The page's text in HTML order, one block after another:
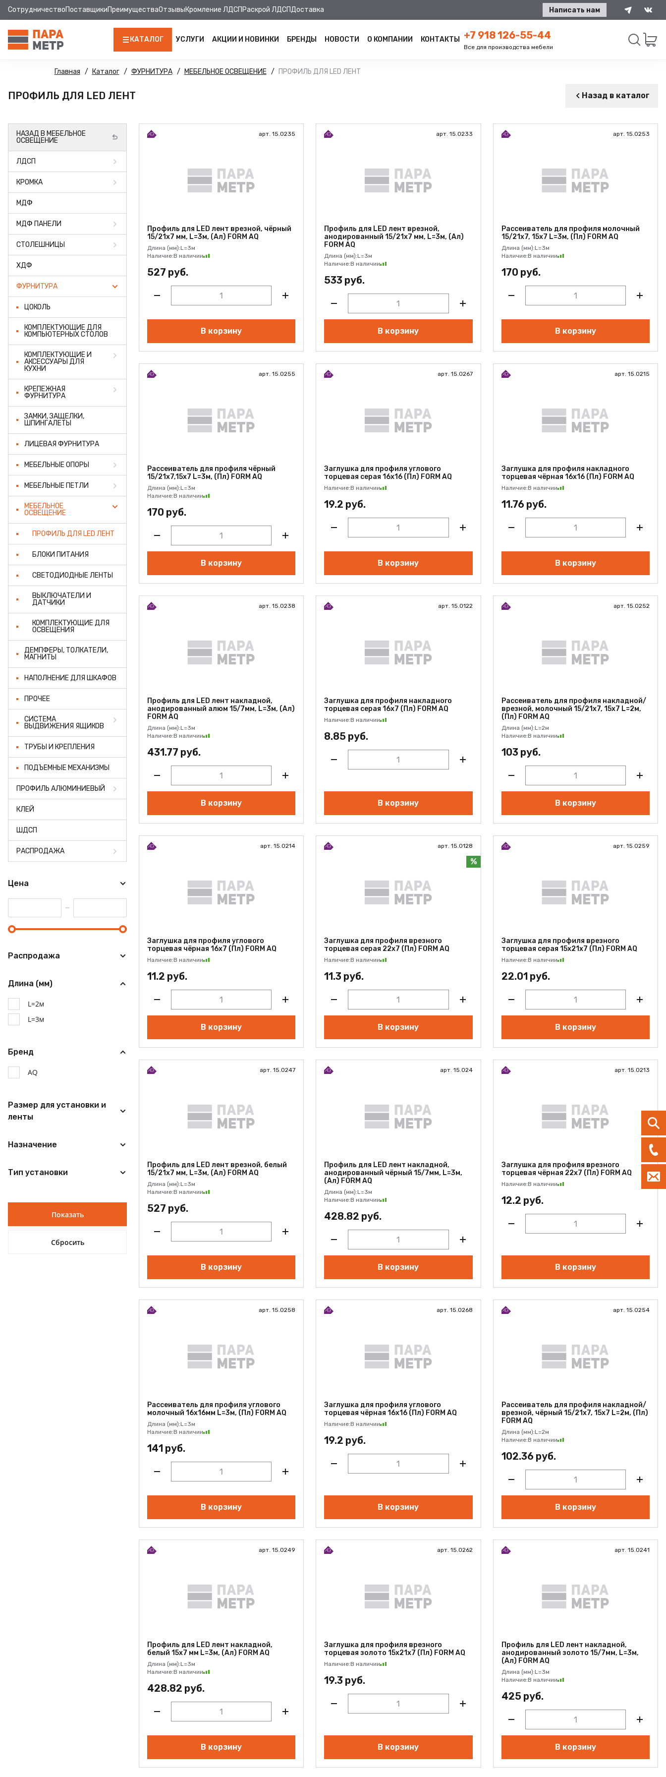
СотрудничествоПоставщикиПреимуществаОтзывыКромление ЛДСП Раскрой ЛДСПДоставка Написать нам
КАТАЛОГ
ЛДСП
КРОМКА
МДФ ПАНЕЛИ
ПРОФИЛЬ АЛЮМИНИЕВЫЙ
УСЛУГИ АКЦИИ И НОВИНКИ БРЕНДЫ НОВОСТИ О КОМПАНИИ КОНТАКТЫ +7 918 126-55-44
Все для производства мебели
Главная Каталог ФУРНИТУРА МЕБЕЛЬНОЕ ОСВЕЩЕНИЕ ПРОФИЛЬ ДЛЯ LED ЛЕНТ
ПРОФИЛЬ ДЛЯ LED ЛЕНТ Назад в каталог
НАЗАД В МЕБЕЛЬНОЕ
ОСВЕЩЕНИЕ
ЛДСП
КРОМКА
МДФ
МДФ ПАНЕЛИ
СТОЛЕШНИЦЫ
ХДФ
ФУРНИТУРА
ЦОКОЛЬ
КОМПЛЕКТУЮЩИЕ ДЛЯ
КОМПЬЮТЕРНЫХ СТОЛОВ
КОМПЛЕКТУЮЩИЕ И
АКСЕССУАРЫ ДЛЯ
КУХНИ
КРЕПЕЖНАЯ
ФУРНИТУРА
ЗАМКИ, ЗАЩЕЛКИ,
ШПИНГАЛЕТЫ
ЛИЦЕВАЯ ФУРНИТУРА
МЕБЕЛЬНЫЕ ОПОРЫ
МЕБЕЛЬНЫЕ ПЕТЛИ
МЕБЕЛЬНОЕ
ОСВЕЩЕНИЕ
ПРОФИЛЬ ДЛЯ LED ЛЕНТ
БЛОКИ ПИТАНИЯ
СВЕТОДИОДНЫЕ ЛЕНТЫ
ВЫКЛЮЧАТЕЛИ И
ДАТЧИКИ
КОМПЛЕКТУЮЩИЕ ДЛЯ
ОСВЕЩЕНИЯ
ДЕМПФЕРЫ, ТОЛКАТЕЛИ,
МАГНИТЫ
НАПОЛНЕНИЕ ДЛЯ ШКАФОВ
ПРОЧЕЕ
СИСТЕМА
ВЫДВИЖЕНИЯ ЯЩИКОВ
ТРУБЫ И КРЕПЛЕНИЯ
ПОДЪЕМНЫЕ МЕХАНИЗМЫ
ПРОФИЛЬ АЛЮМИНИЕВЫЙ
КЛЕЙ
ШДСП
РАСПРОДАЖА
Цена
Распродажа
Длина (мм)
L=2м
L=3м
Бренд
AQ
Размер для установки и
ленты
Назначение
Тип установки
арт. 15.0235
Профиль для LED лент врезной, чёрный
15/21х7 мм, L=3м, (Ал) FORM AQ
Длина (мм):L=3м
Наличие:В наличии
527 руб.
В корзину
арт. 15.0233
Профиль для LED лент врезной,
анодированный 15/21х7 мм, L=3м, (Ал)
FORM AQ
Длина (мм):L=3м
Наличие:В наличии
533 руб.
В корзину
арт. 15.0253
Рассеиватель для профиля молочный
15/21х7, 15х7 L=3м, (Пл) FORM AQ
Длина (мм):L=3м
Наличие:В наличии
170 руб.
В корзину
арт. 15.0255
Рассеиватель для профиля чёрный
15/21х7,15х7 L=3м, (Пл) FORM AQ
Длина (мм):L=3м
Наличие:В наличии
170 руб.
В корзину
арт. 15.0267
Заглушка для профиля углового
торцевая серая 16х16 (Пл) FORM AQ
Наличие:В наличии
19.2 руб.
В корзину
арт. 15.0215
Заглушка для профиля накладного
торцевая чёрная 16х16 (Пл) FORM AQ
Наличие:В наличии
11.76 руб.
В корзину
арт. 15.0238
Профиль для LED лент накладной,
анодированный алюм 15/7мм, L=3м, (Ал)
FORM AQ
Длина (мм):L=3м
Наличие:В наличии
431.77 руб.
В корзину
арт. 15.0122
Заглушка для профиля накладного
торцевая серая 16х7 (Пл) FORM AQ
Наличие:В наличии
8.85 руб.
В корзину
арт. 15.0252
Рассеиватель для профиля накладной/
врезной, молочный 15/21х7, 15х7 L=2м,
(Пл) FORM AQ
Длина (мм):L=2м
Наличие:В наличии
103 руб.
В корзину
арт. 15.0214
Заглушка для профиля углового
торцевая чёрная 16х7 (Пл) FORM AQ
Наличие:В наличии
11.2 руб.
В корзину
арт. 15.0128
%
Заглушка для профиля врезного
торцевая серая 22х7 (Пл) FORM AQ
Наличие:В наличии
11.3 руб.
В корзину
арт. 15.0259
Заглушка для профиля врезного
торцевая серая 15x21x7 (Пл) FORM AQ
Наличие:В наличии
22.01 руб.
В корзину
арт. 15.0247
Профиль для LED лент врезной, белый
15/21х7 мм, L=3м, (Ал) FORM AQ
Длина (мм):L=3м
Наличие:В наличии
527 руб.
В корзину
арт. 15.024
Профиль для LED лент накладной,
анодированный чёрный 15/7мм, L=3м,
(Ал) FORM AQ
Длина (мм):L=3м
Наличие:В наличии
428.82 руб.
В корзину
арт. 15.0213
Заглушка для профиля врезного
торцевая чёрная 22х7 (Пл) FORM AQ
Наличие:В наличии
12.2 руб.
В корзину
арт. 15.0258
Рассеиватель для профиля углового
молочный 16х16мм L=3м, (Пл) FORM AQ
Длина (мм):L=3м
Наличие:В наличии
141 руб.
В корзину
арт. 15.0268
Заглушка для профиля углового
торцевая чёрная 16х16 (Пл) FORM AQ
Наличие:В наличии
19.2 руб.
В корзину
арт. 15.0254
Рассеиватель для профиля накладной/
врезной, чёрный 15/21х7, 15х7 L=2м, (Пл)
FORM AQ
Длина (мм):L=2м
Наличие:В наличии
102.36 руб.
В корзину
арт. 15.0249
Профиль для LED лент накладной,
белый 15х7 мм L=3м, (Ал) FORM AQ
Длина (мм):L=3м
Наличие:В наличии
428.82 руб.
В корзину
арт. 15.0262
Заглушка для профиля врезного
торцевая золото 15x21x7 (Пл) FORM AQ
Наличие:В наличии
19.3 руб.
В корзину
арт. 15.0241
Профиль для LED лент накладной,
анодированный золото 15/7мм, L=3м,
(Ал) FORM AQ
Длина (мм):L=3м
Наличие:В наличии
425 руб.
В корзину